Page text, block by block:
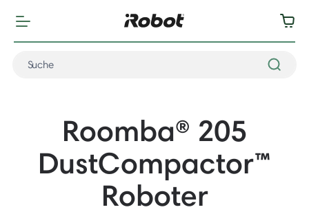
Roomba® 205
DustCompactor™
Roboter